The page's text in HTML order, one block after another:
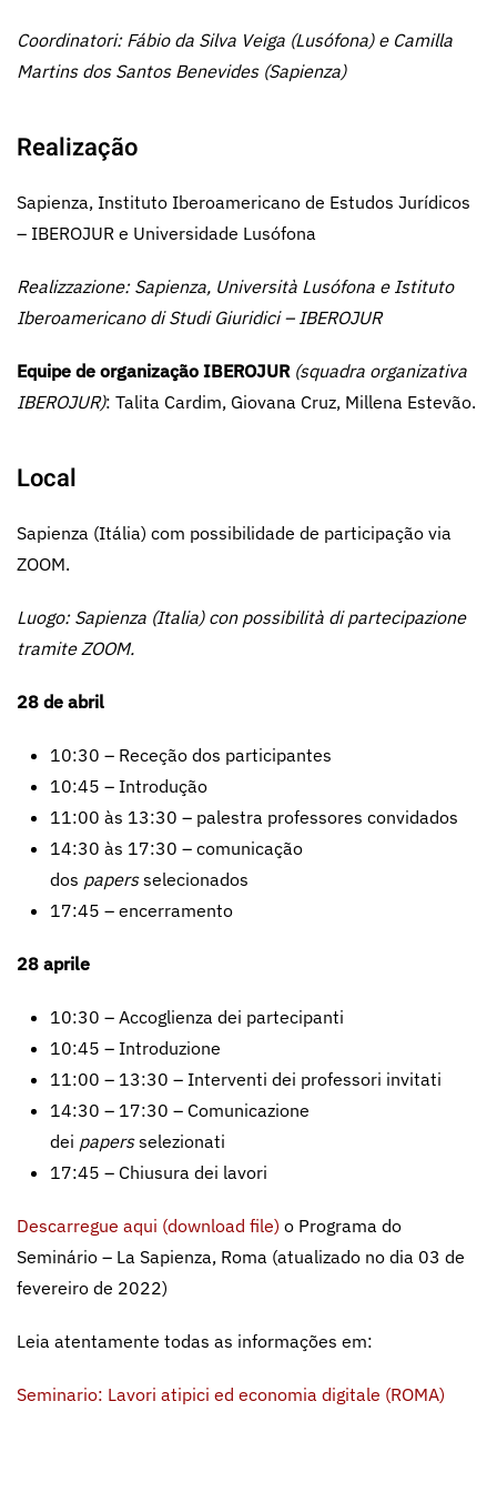
Coordinatori: Fábio da Silva Veiga (Lusófona) e Camilla
Martins dos Santos Benevides (Sapienza)
Realização
Sapienza, Instituto Iberoamericano de Estudos Jurídicos
– IBEROJUR e Universidade Lusófona
Realizzazione: Sapienza, Università Lusófona e Istituto
Iberoamericano di Studi Giuridici – IBEROJUR
Equipe de organização IBEROJUR (squadra organizativa
IBEROJUR): Talita Cardim, Giovana Cruz, Millena Estevão.
Local
Sapienza (Itália) com possibilidade de participação via
ZOOM.
Luogo: Sapienza (Italia) con possibilità di partecipazione
tramite ZOOM.
28 de abril
10:30 – Receção dos participantes
10:45 – Introdução
11:00 às 13:30 – palestra professores convidados
14:30 às 17:30 – comunicação
dos papersselecionados
17:45 – encerramento
28 aprile
10:30 – Accoglienza dei partecipanti
10:45 – Introduzione
11:00 – 13:30 – Interventi dei professori invitati
14:30 – 17:30 – Comunicazione
dei papersselezionati
17:45 – Chiusura dei lavori
Descarregue aqui (download file) o Programa do
Seminário – La Sapienza, Roma (atualizado no dia 03 de
fevereiro de 2022)
Leia atentamente todas as informações em:
Seminario: Lavori atipici ed economia digitale (ROMA)